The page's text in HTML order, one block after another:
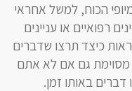
הכוח, למשל אחראי
רפואיים או עניינים
כיצד תרצו שדברים
מסוימת גם אם לא אתם
באותו זמן.